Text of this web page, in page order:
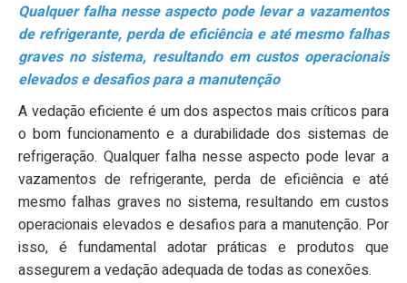
Qualquer falha nesse aspecto pode levar a vazamentos
de refrigerante, perda de eficiência e até mesmo falhas
graves no sistema, resultando em custos operacionais
elevados e desafios para a manutenção
A vedação eficiente é um dos aspectos mais críticos para
o bom funcionamento e a durabilidade dos sistemas de
refrigeração. Qualquer falha nesse aspecto pode levar a
vazamentos de refrigerante, perda de eficiência e até
mesmo falhas graves no sistema, resultando em custos
operacionais elevados e desafios para a manutenção. Por
isso, é fundamental adotar práticas e produtos que
assegurem a vedação adequada de todas as conexões.